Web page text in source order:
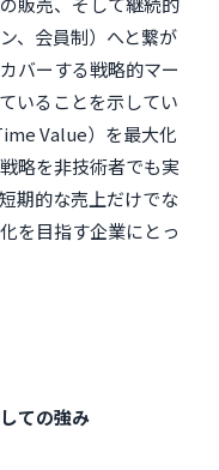
、会員制）へと繋が
バーする戦略的マー
いることを示してい
Value）を最大化
略を非技術者でも実
期的な売上だけでな
を目指す企業にとっ
ての強み